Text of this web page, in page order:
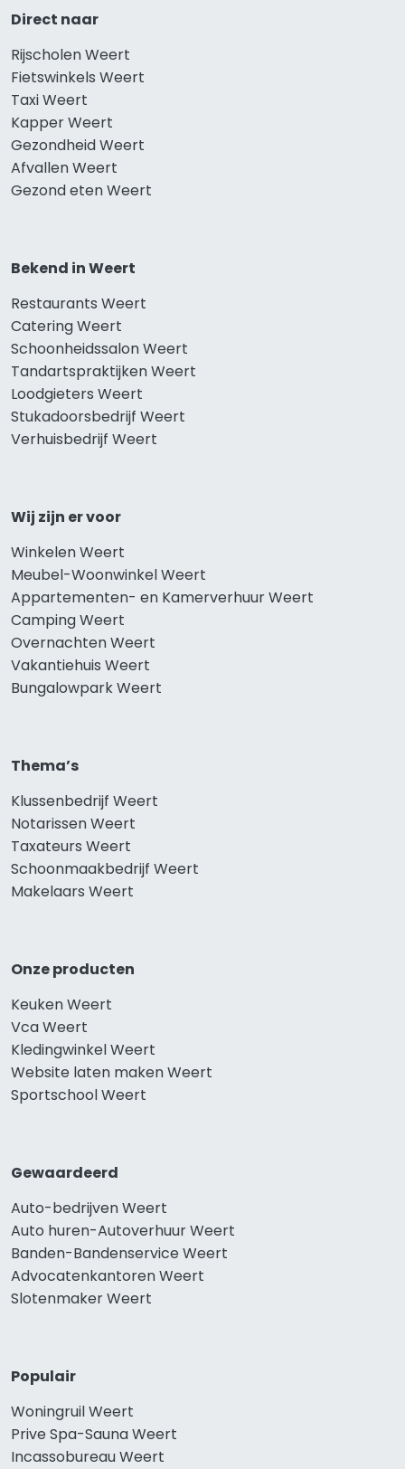
Direct naar
Rijscholen Weert
Fietswinkels Weert
Taxi Weert
Kapper Weert
Gezondheid Weert
Afvallen Weert
Gezond eten Weert
Bekend in Weert
Restaurants Weert
Catering Weert
Schoonheidssalon Weert
Tandartspraktijken Weert
Loodgieters Weert
Stukadoorsbedrijf Weert
Verhuisbedrijf Weert
Wij zijn er voor
Winkelen Weert
Meubel-Woonwinkel Weert
Appartementen- en Kamerverhuur Weert
Camping Weert
Overnachten Weert
Vakantiehuis Weert
Bungalowpark Weert
Thema’s
Klussenbedrijf Weert
Notarissen Weert
Taxateurs Weert
Schoonmaakbedrijf Weert
Makelaars Weert
Onze producten
Keuken Weert
Vca Weert
Kledingwinkel Weert
Website laten maken Weert
Sportschool Weert
Gewaardeerd
Auto-bedrijven Weert
Auto huren-Autoverhuur Weert
Banden-Bandenservice Weert
Advocatenkantoren Weert
Slotenmaker Weert
Populair
Woningruil Weert
Prive Spa-Sauna Weert
Incassobureau Weert